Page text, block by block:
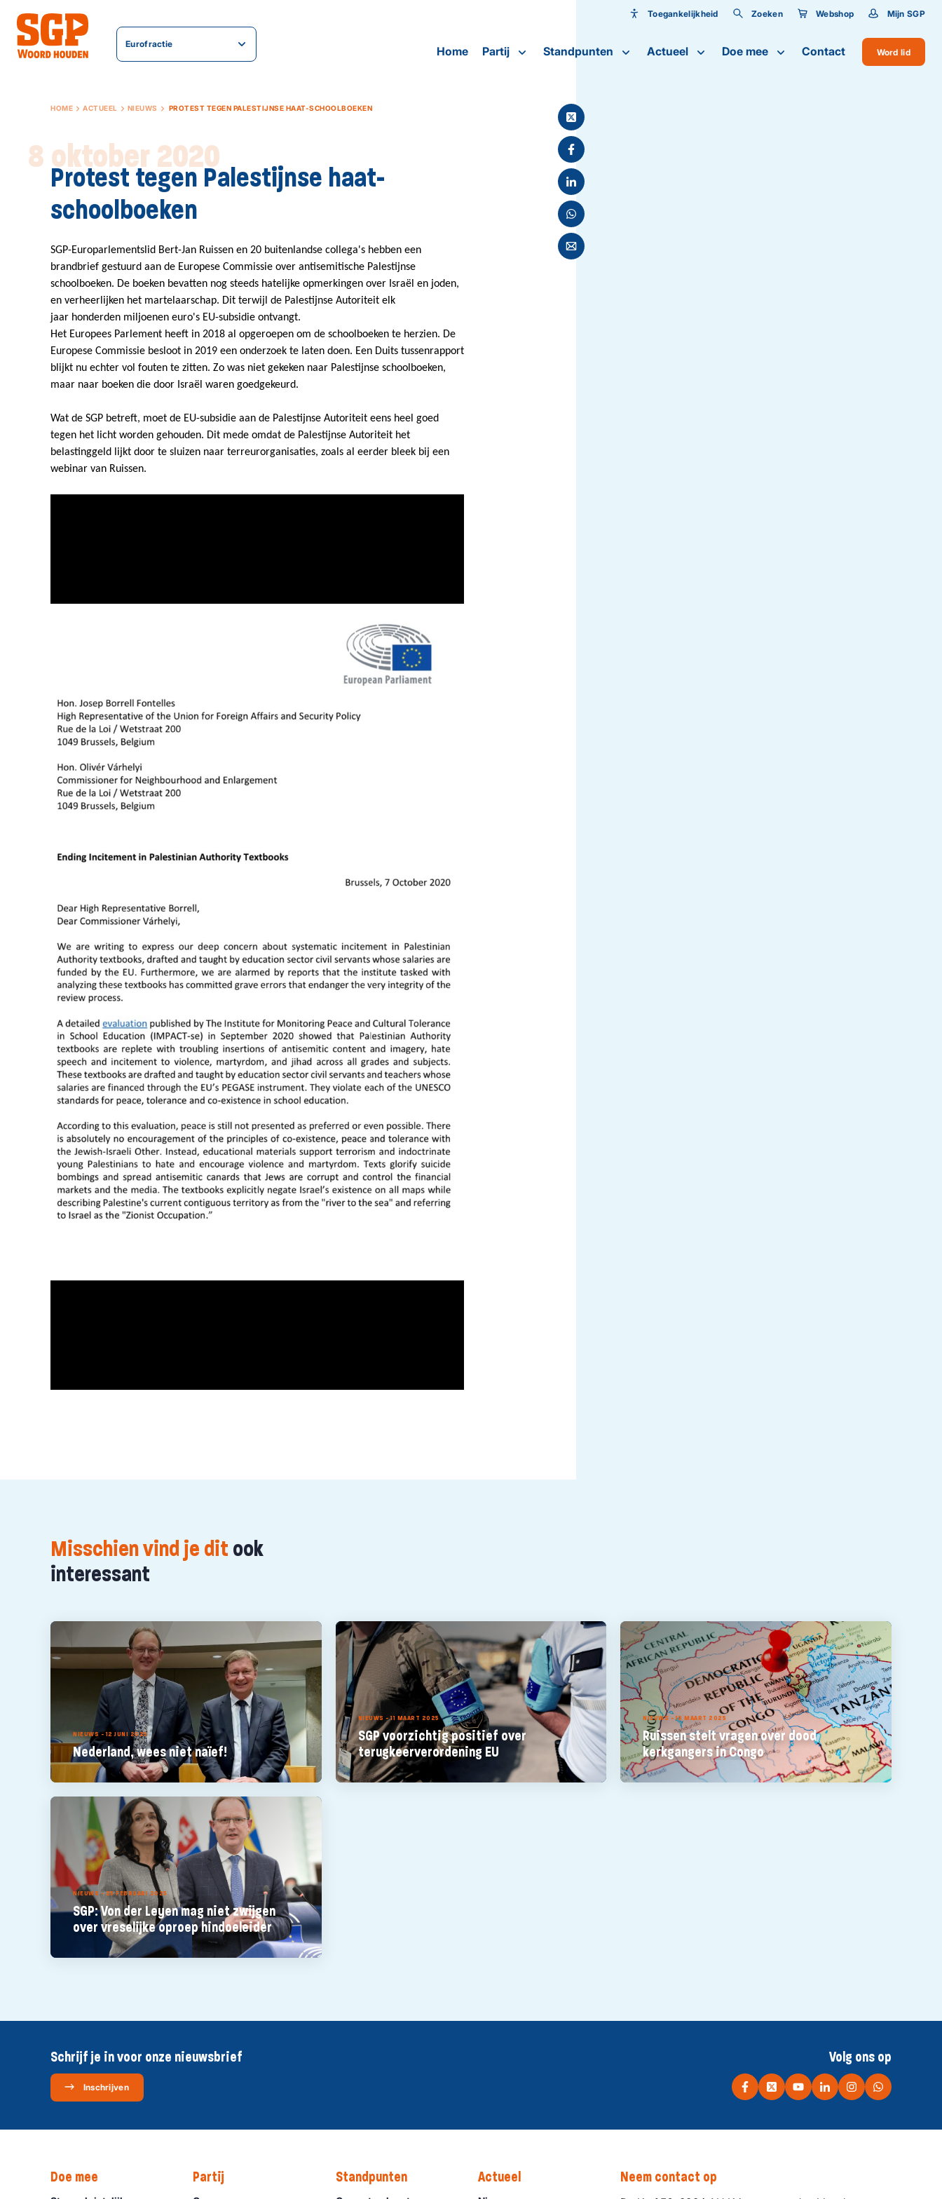
Toegankelijkheid Zoeken Webshop Mijn SGP
Eurofractie
Word lid
Home Partij Standpunten Actueel Doe mee Contact
HOME ACTUEEL NIEUWS PROTEST TEGEN PALESTIJNSE HAAT-SCHOOLBOEKEN
8 oktober 2020
Protest tegen Palestijnse haat-
schoolboeken
SGP-Europarlementslid Bert-Jan Ruissen en 20 buitenlandse collega's hebben een
brandbrief gestuurd aan de Europese Commissie over antisemitische Palestijnse
schoolboeken. De boeken bevatten nog steeds hatelijke opmerkingen over Israël en joden,
en verheerlijken het martelaarschap. Dit terwijl de Palestijnse Autoriteit elk
jaar honderden miljoenen euro's EU-subsidie ontvangt.
Het Europees Parlement heeft in 2018 al opgeroepen om de schoolboeken te herzien. De
Europese Commissie besloot in 2019 een onderzoek te laten doen. Een Duits tussenrapport
blijkt nu echter vol fouten te zitten. Zo was niet gekeken naar Palestijnse schoolboeken,
maar naar boeken die door Israël waren goedgekeurd.
Wat de SGP betreft, moet de EU-subsidie aan de Palestijnse Autoriteit eens heel goed
tegen het licht worden gehouden. Dit mede omdat de Palestijnse Autoriteit het
belastinggeld lijkt door te sluizen naar terreurorganisaties, zoals al eerder bleek bij een
webinar van Ruissen.
Misschien vind je dit ook
interessant
NIEUWS - 12 JUNI 2025
Nederland, wees niet naïef!
NIEUWS - 11 MAART 2025
SGP voorzichtig positief over
terugkeerverordening EU
NIEUWS - 10 MAART 2025
Ruissen stelt vragen over dood
kerkgangers in Congo
NIEUWS - 25 FEBRUARI 2025
SGP: Von der Leyen mag niet zwijgen
over vreselijke oproep hindoeleider
Schrijf je in voor onze nieuwsbrief
Inschrijven
Volg ons op
Doe mee Partij Standpunten Actueel Neem contact op